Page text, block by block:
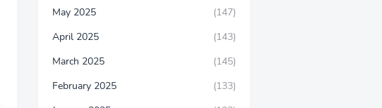
May 2025
(147)
April 2025
(143)
March 2025
(145)
February 2025
(133)